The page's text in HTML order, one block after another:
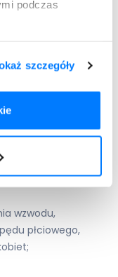
podczas
szczegóły
lub zapalenia
i białkówek oczu.
wzwodu,
płciowego,